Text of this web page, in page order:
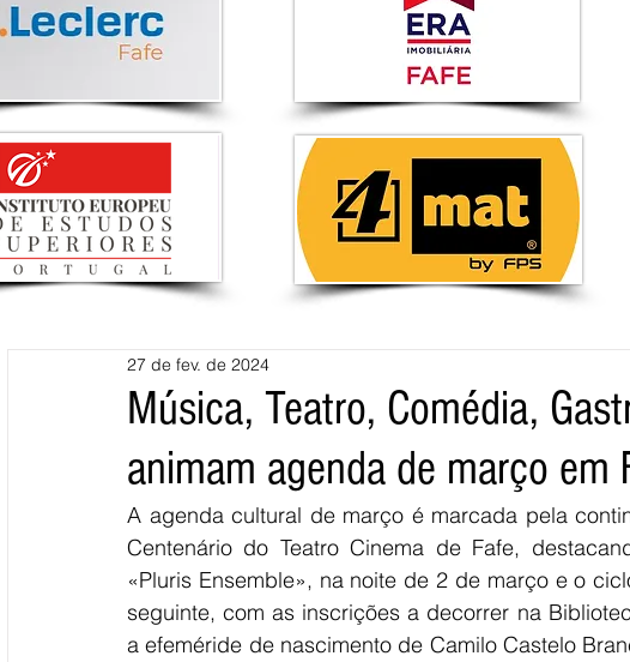
Música, Teatro, Comédia,
animam agenda de março em
27 de fev. de 2024
A agenda cultural de março é marcada pela
Centenário do Teatro Cinema de Fafe,
«Pluris Ensemble», na noite de 2 de março e o
seguinte, com as inscrições a decorrer na
a efeméride de nascimento de Camilo Castelo